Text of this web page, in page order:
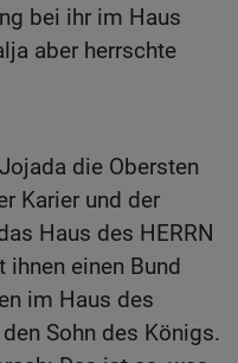
bei ihr im Haus
aber herrschte
die Obersten
Karier und der
Haus des HERRN
einen Bund
im Haus des
Sohn des Königs.